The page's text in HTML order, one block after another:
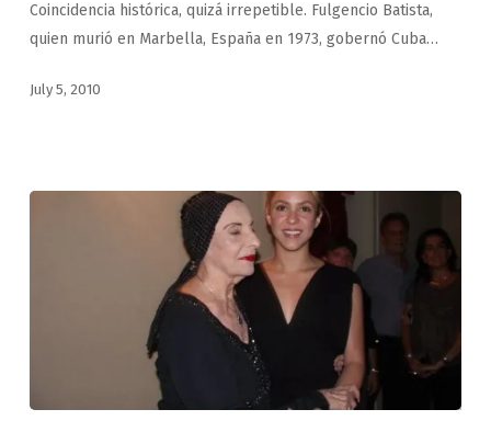
Batista,
hijos
Coincidencia histórica, quizá irrepetible. Fulgencio Batista,
quien murió en Marbella, España en 1973, gobernó Cuba…
July 5, 2010